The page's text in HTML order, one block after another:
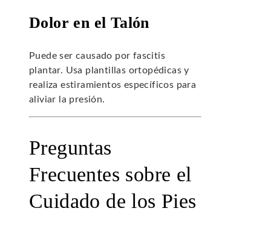
Dolor en el Talón
Puede ser causado por fascitis
plantar. Usa plantillas ortopédicas y
realiza estiramientos específicos para
aliviar la presión.
Preguntas
Frecuentes sobre el
Cuidado de los Pies